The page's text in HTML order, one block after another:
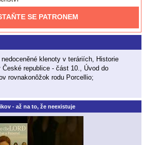
SE PATRONEM
klenoty v teráriích, Historie
České republice - část 10., Úvod do
rovnakonôžok rodu Porcellio;
- až na to, že neexistuje